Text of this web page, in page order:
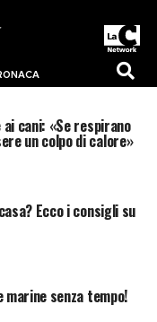
cani: «Se respirano
un colpo di calore»
Ecco i consigli su
senza tempo!